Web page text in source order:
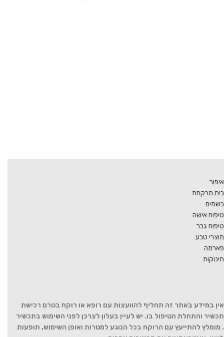
איפור
בית מרקחת
בשמים
טיפוח אישה
טיפוח גבר
מוצרי טבע
פארמה
תינוקות
אין במידע באתר זה תחליף להוועצות עם רופא או רוקח בטרם רכישת
תכשיר והתחלת הטיפול בו. יש לעיין בעלון לצרכן לפני השימוש בתכשיר
. מומלץ להתייעץ עם הרוקח בכל הנוגע למטרות ואופן השימוש, תופעות